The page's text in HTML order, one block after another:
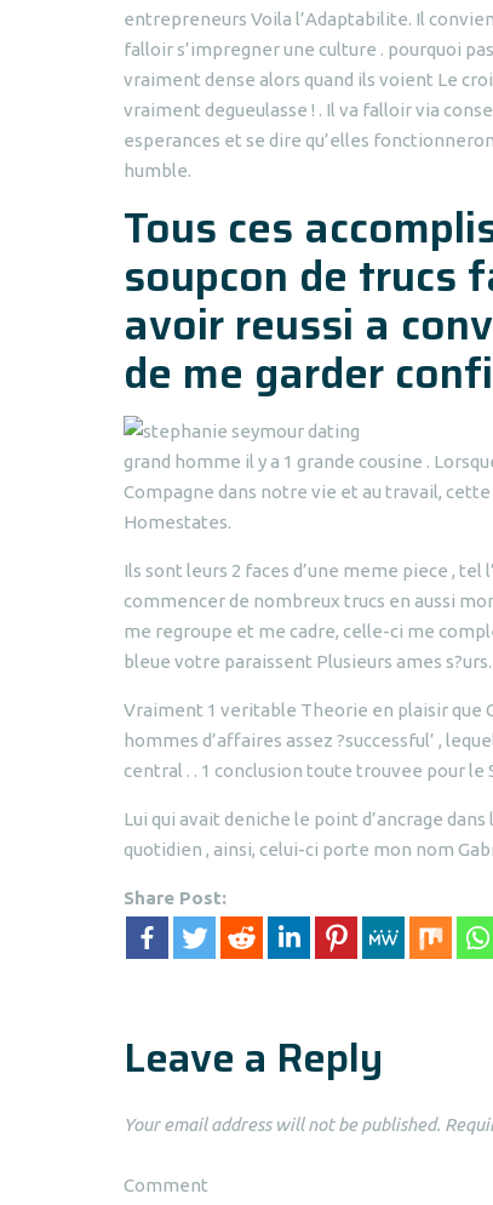
entrepreneurs Voila l’Adaptabilite. Il
falloir s’impregner une culture . pourquoi
vraiment dense alors quand ils voient Le
vraiment degueulasse ! . Il va falloir via
esperances et se dire qu’elles
humble.
Tous ces
soupcon de trucs
avoir reussi a
de me garder
grand homme il y a 1 grande cousine .
Compagne dans notre vie et au travail,
Homestates.
Ils sont leurs 2 faces d’une meme piece ,
commencer de nombreux trucs en aussi
me regroupe et me cadre, celle-ci me
bleue votre paraissent Plusieurs ames s?urs.
Vraiment 1 veritable Theorie en plaisir que
hommes d’affaires assez ?successful’ ,
central . . 1 conclusion toute trouvee pour le
Lui qui avait deniche le point d’ancrage
quotidien , ainsi, celui-ci porte mon nom
Share Post:
Leave a Reply
Your email address will not be published.
Comment